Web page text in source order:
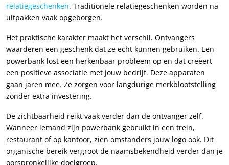
relatiegeschenken. Traditionele relatiegeschenken worden na
uitpakken vaak opgeborgen.
Het praktische karakter maakt het verschil. Ontvangers
waarderen een geschenk dat ze echt kunnen gebruiken. Een
powerbank lost een herkenbaar probleem op en dat creëert
een positieve associatie met jouw bedrijf. Deze apparaten
gaan jaren mee. Ze zorgen voor langdurige merkblootstelling
zonder extra investering.
De zichtbaarheid reikt vaak verder dan de ontvanger zelf.
Wanneer iemand zijn powerbank gebruikt in een trein,
restaurant of op kantoor, zien omstanders jouw logo ook. Dit
organische bereik vergroot de naamsbekendheid verder dan je
oorspronkelijke doelgroep.